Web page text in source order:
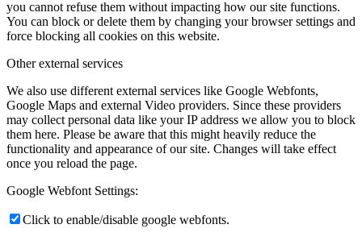
you cannot refuse them without impacting how our site functions.
You can block or delete them by changing your browser settings and
force blocking all cookies on this website.
Other external services
We also use different external services like Google Webfonts,
Google Maps and external Video providers. Since these providers
may collect personal data like your IP address we allow you to block
them here. Please be aware that this might heavily reduce the
functionality and appearance of our site. Changes will take effect
once you reload the page.
Google Webfont Settings:
Click to enable/disable google webfonts.